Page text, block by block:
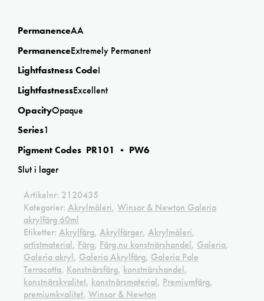
PermanenceAA
PermanenceExtremely Permanent
Lightfastness CodeI
LightfastnessExcellent
OpacityOpaque
Series1
Pigment Codes PR101 • PW6
Slut i lager
Artikelnr: 2120435
Kategorier: Akrylmåleri, Winsor & Newton Galeria
akrylfärg 60ml
Etiketter: Akrylfärg, Akrylfärger, Akrylmåleri,
artistmaterial, Färg, Färg.nu konstnärshandel, Galeria,
Galeria akryl, Galeria Akrylfärg, Galeria Pale
Terracotta, Konstnärsfärg, konstnärshandel,
konstnärskvalitet, konstnärsmaterial, Premiumfärg,
premiumkvalitet, Winsor & Newton